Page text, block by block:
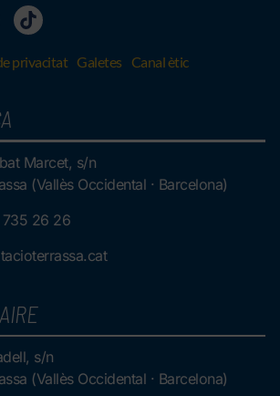
privacitat Galetes Canal ètic
Marcet, s/n
(Vallès Occidental · Barcelona)
26 26
s/n
(Vallès Occidental · Barcelona)